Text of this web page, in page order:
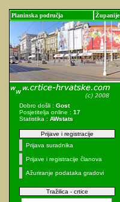
Planinska područja Županije
Dobro došli : Gost
Posjetitelja online : 17
Statistika : AWstats
Prijave i registracije
Prijava suradnika
Prijave i registracije članova
Ažuriranje podataka gradovi
Tražilica - crtice